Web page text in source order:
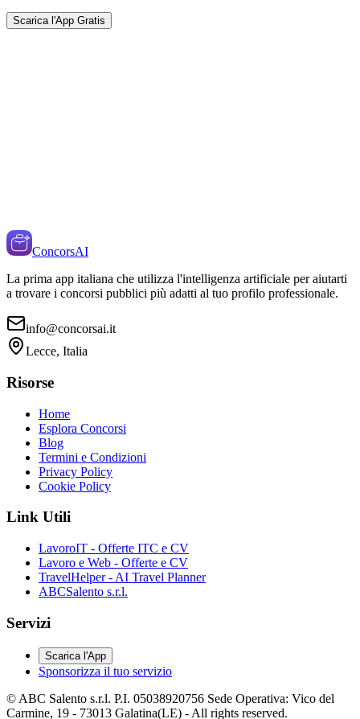
Scarica l'App Gratis
ConcorsAI
La prima app italiana che utilizza l'intelligenza artificiale per aiutarti
a trovare i concorsi pubblici più adatti al tuo profilo professionale.
info@concorsai.it
Lecce, Italia
Risorse
Home
Esplora Concorsi
Blog
Termini e Condizioni
Privacy Policy
Cookie Policy
Link Utili
LavoroIT - Offerte ITC e CV
Lavoro e Web - Offerte e CV
TravelHelper - AI Travel Planner
ABCSalento s.r.l.
Servizi
Scarica l'App
Sponsorizza il tuo servizio
© ABC Salento s.r.l. P.I. 05038920756 Sede Operativa: Vico del
Carmine, 19 - 73013 Galatina(LE) - All rights reserved.